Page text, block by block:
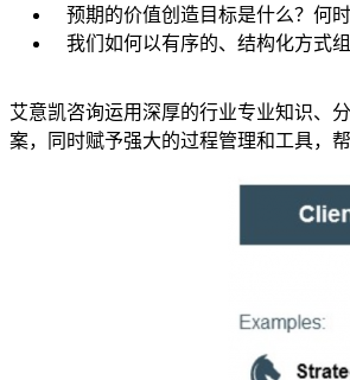
预期的价值创造目标是什么？何
我们如何以有序的、结构化方式
艾意凯咨询运用深厚的行业专业知识、
案，同时赋予强大的过程管理和工具，